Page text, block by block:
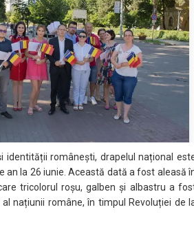
identității românești, drapelul național
an la 26 iunie. Această dată a fost aleasă
tricolorul roșu, galben și albastru a
națiunii române, în timpul Revoluției de